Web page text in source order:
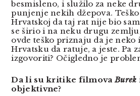
besmisleno, i služilo za neke
punjenje nekih džepova.
Hrvatskoj da taj rat nije bio
se širio i na neku drugu
ovde teško priznaju da je neko
Hrvatsku da ratuje, a jeste. Pa
izgovoriti? Očigledno je
Da li su kritike filmovaBurek
objektivne?